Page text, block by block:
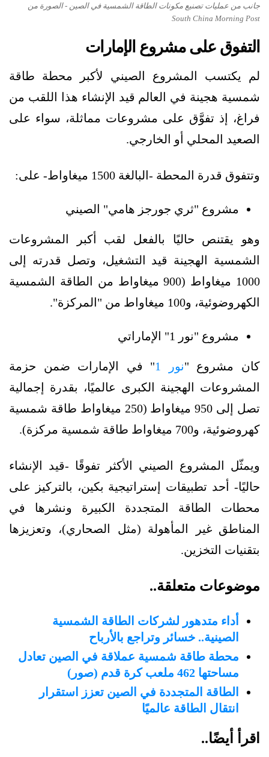
جانب من عمليات تصنيع مكونات الطاقة الشمسية في الصين - الصورة من
South China Morning Post
التفوق على مشروع الإمارات
لم يكتسب المشروع الصيني لأكبر محطة طاقة
شمسية هجينة في العالم قيد الإنشاء هذا اللقب من
فراغ، إذ تفوَّق على مشروعات مماثلة، سواء على
الصعيد المحلي أو الخارجي.
وتتفوق قدرة المحطة -البالغة 1500 ميغاواط- على:
مشروع "ثري جورجز هامي" الصيني
وهو يقتنص حاليًا بالفعل لقب أكبر المشروعات
الشمسية الهجينة قيد التشغيل، وتصل قدرته إلى
1000 ميغاواط (900 ميغاواط من الطاقة الشمسية
الكهروضوئية، و100 ميغاواط من "المركزة".
مشروع "نور 1" الإماراتي
كان مشروع "نور 1
" في الإمارات ضمن حزمة
المشروعات الهجينة الكبرى عالميًا، بقدرة إجمالية
تصل إلى 950 ميغاواط (250 ميغاواط طاقة شمسية
كهروضوئية، و700 ميغاواط طاقة شمسية مركزة).
ويمثّل المشروع الصيني الأكثر تفوقًا -قيد الإنشاء
حاليًا- أحد تطبيقات إستراتيجية بكين، بالتركيز على
محطات الطاقة المتجددة الكبيرة ونشرها في
المناطق غير المأهولة (مثل الصحاري)، وتعزيزها
بتقنيات التخزين.
موضوعات متعلقة..
أداء متدهور لشركات الطاقة الشمسية
الصينية.. خسائر وتراجع بالأرباح
محطة طاقة شمسية عملاقة في الصين تعادل
مساحتها 462 ملعب كرة قدم (صور)
الطاقة المتجددة في الصين تعزز استقرار
انتقال الطاقة عالميًا
اقرأ أيضًا..